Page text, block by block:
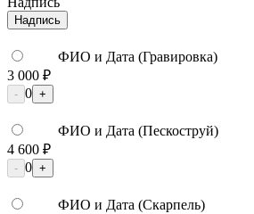
Надпись
ФИО и Дата (Гравировка)
3 000 ₽
- 0 +
ФИО и Дата (Пескоструй)
4 600 ₽
- 0 +
ФИО и Дата (Скарпель)